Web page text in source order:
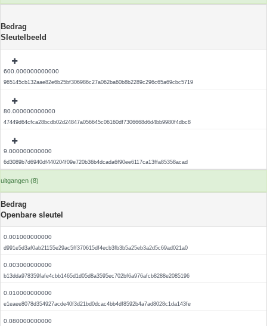
Bedrag
Sleutelbeeld
600.000000000000
965145cb132aae82e6b25bf306986c27a062ba60b8b2289c296c65a69cbc5719
80.000000000000
47449d64cfca28bcdb02d24847a056645c06160df7306668d6d4bb9980f4dbc8
9.000000000000
6d3089b7d6940df440204f09e720b36b4dcada6f90ee6117ca13ffa85358acad
uitgangen (8)
Bedrag
Openbare sleutel
0.001000000000
d991e5d3af0ab21155e29ac5ff370615df4ecb3fb3b5a25eb3a2d5c69ad021a0
0.003000000000
b13dda978359fafe4cbb1465d1d05d8a3595ec702bf6a976afcb8288e2085196
0.010000000000
e1eaee8078d354927acde40f3d21bd0dcac4bb4df8592b4a7ad8028c1da143fe
0.080000000000